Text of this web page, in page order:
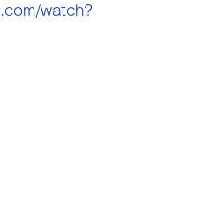
watch?